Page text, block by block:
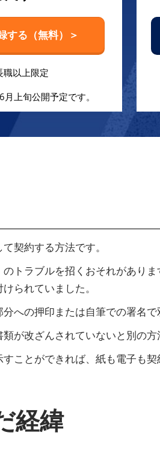
する（無料）＞
職以上限定
月上旬公開予定です。
契約する方法です。
ラブルを招くおそれがありま
られていました。
への押印または自筆での署名で
が改ざんされていないと別の方
ことができれば、紙も電子も契
経緯